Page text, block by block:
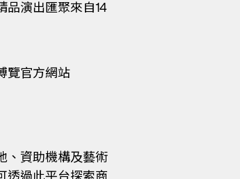
演出匯聚來自14
覽官方網站
、資助機構及藝術